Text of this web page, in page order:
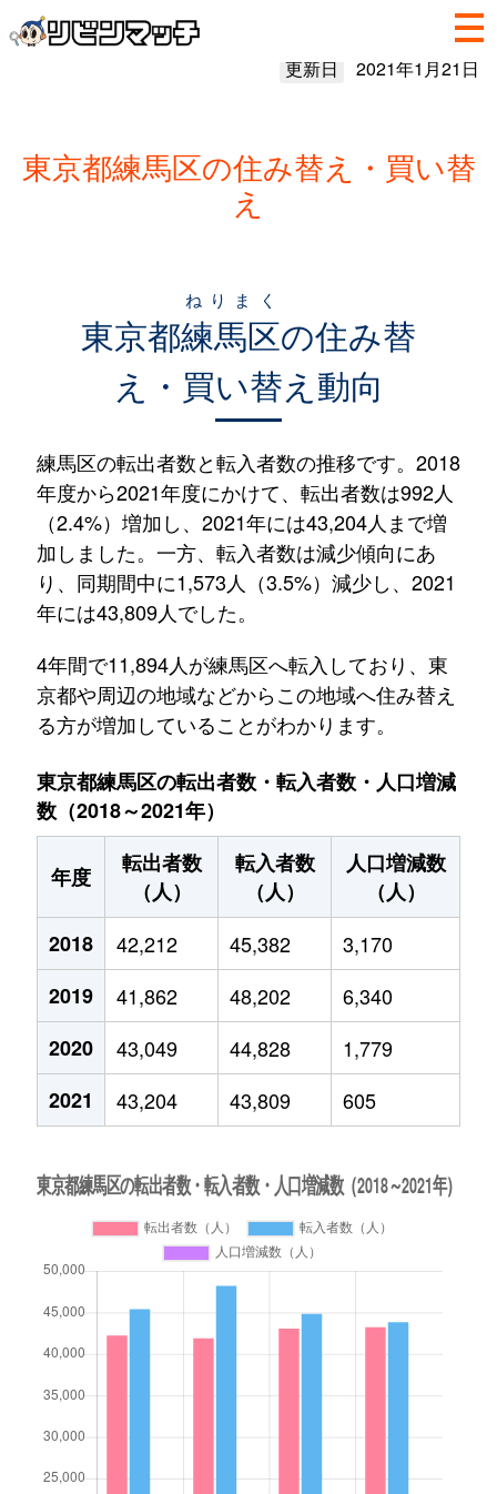
更新日 2021年1月21日
東京都練馬区の住み替え・買い替
え
東京都練馬区
ねりまく
の住み替
え・買い替え動向
練馬区の転出者数と転入者数の推移です。2018
年度から2021年度にかけて、転出者数は992人
（2.4%）増加し、2021年には43,204人まで増
加しました。一方、転入者数は減少傾向にあ
り、同期間中に1,573人（3.5%）減少し、2021
年には43,809人でした。
4年間で11,894人が練馬区へ転入しており、東
京都や周辺の地域などからこの地域へ住み替え
る方が増加していることがわかります。
東京都練馬区の転出者数・転入者数・人口増減
数（2018～2021年）
年度
転出者数
（人）
転入者数
（人）
人口増減数
（人）
2018
42,212 45,382
3,170
2019
41,862 48,202
6,340
2020
43,049 44,828
1,779
2021
43,204 43,809 605